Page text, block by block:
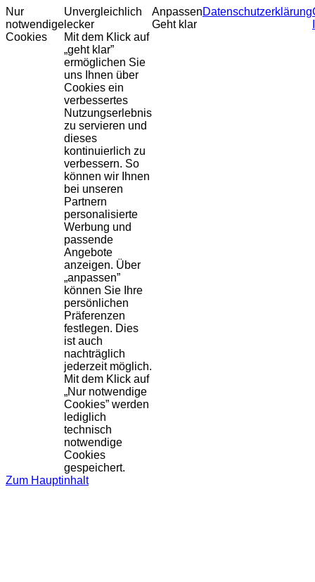
Nur
notwendige
Cookies
Unvergleichlich
lecker
Mit dem Klick auf
„geht klar”
ermöglichen Sie
uns Ihnen über
Cookies ein
verbessertes
Nutzungserlebnis
zu servieren und
dieses
kontinuierlich zu
verbessern. So
können wir Ihnen
bei unseren
Partnern
personalisierte
Werbung und
passende
Angebote
anzeigen. Über
„anpassen”
können Sie Ihre
persönlichen
Präferenzen
festlegen. Dies
ist auch
nachträglich
jederzeit möglich.
Mit dem Klick auf
„Nur notwendige
Cookies” werden
lediglich
technisch
notwendige
Cookies
gespeichert.
Anpassen
Geht klar
Datenschutzerklärung
Zum Hauptinhalt